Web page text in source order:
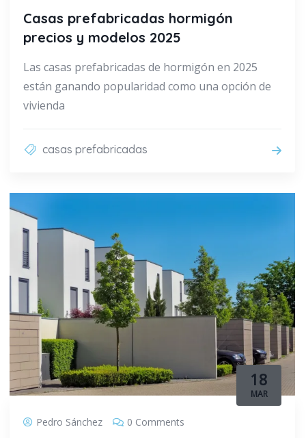
Casas prefabricadas hormigón
precios y modelos 2025
Las casas prefabricadas de hormigón en 2025
están ganando popularidad como una opción de
vivienda
casas prefabricadas
18
MAR
Pedro Sánchez 0 Comments